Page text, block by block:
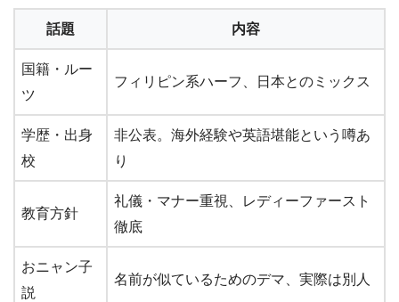
話題 内容
国籍・ルー
ツ
フィリピン系ハーフ、日本とのミックス
学歴・出身
校
非公表。海外経験や英語堪能という噂あ
り
教育方針
礼儀・マナー重視、レディーファースト
徹底
おニャン子
説
名前が似ているためのデマ、実際は別人